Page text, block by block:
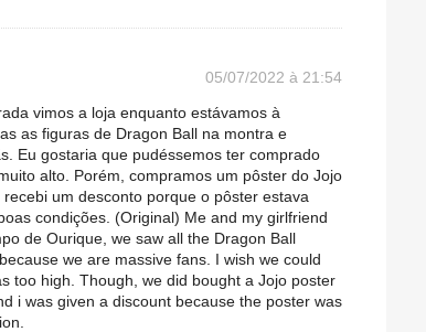
05/07/2022 à 21:54
vimos a loja enquanto estávamos à
as figuras de Dragon Ball na montra e
Eu gostaria que pudéssemos ter comprado
alto. Porém, compramos um pôster do Jojo
um desconto porque o pôster estava
condições. (Original) Me and my girlfriend
de Ourique, we saw all the Dragon Ball
we are massive fans. I wish we could
too high. Though, we did bought a Jojo poster
i was given a discount because the poster was